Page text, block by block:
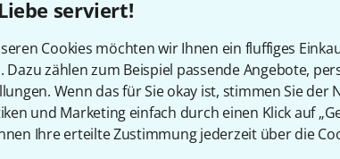
serviert!
Cookies möchten wir Ihnen ein fluffiges
Dazu zählen zum Beispiel passende Angebote,
Wenn das für Sie okay ist, stimmen Sie der
und Marketing einfach durch einen Klick auf
Ihre erteilte Zustimmung jederzeit über die
mit Ethernet RJ45
10 RDM-DMX-Ports
unterstützt Art-Net &